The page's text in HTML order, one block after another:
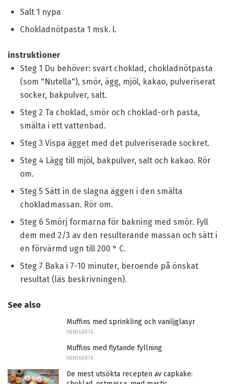
Salt 1 nypa
Chokladnötpasta 1 msk. l.
instruktioner
Steg 1 Du behöver: svart choklad, chokladnötpasta
(som "Nutella"), smör, ägg, mjöl, kakao, pulveriserat
socker, bakpulver, salt.
Steg 2 Ta choklad, smör och choklad-orh pasta,
smälta i ett vattenbad.
Steg 3 Vispa ägget med det pulveriserade sockret.
Steg 4 Lägg till mjöl, bakpulver, salt och kakao. Rör
om.
Steg 5 Sätt in de slagna äggen i den smälta
chokladmassan. Rör om.
Steg 6 Smörj formarna för bakning med smör. Fyll
dem med 2/3 av den resulterande massan och sätt i
en förvärmd ugn till 200 ° C.
Steg 7 Baka i 7-10 minuter, beroende på önskat
resultat (läs beskrivningen).
See also
Muffins med sprinkling och vaniljglasyr
HEMHJÄRTA
Muffins med flytande fyllning
HEMHJÄRTA
De mest utsökta recepten av capkake: